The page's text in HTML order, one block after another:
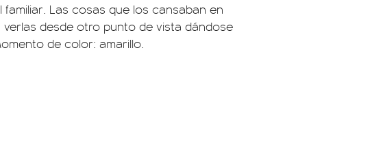
Las cosas que los cansaban en
desde otro punto de vista dándose
de color: amarillo.